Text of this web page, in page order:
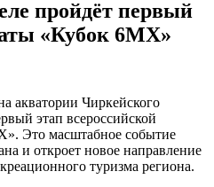
пройдёт первый
«Кубок 6МХ»
акватории Чиркейского
этап всероссийской
Это масштабное событие
и откроет новое направление
туризма региона.